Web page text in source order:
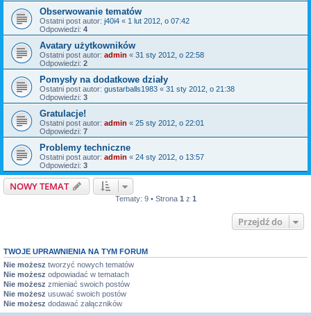
Obserwowanie tematów
Ostatni post autor: j40i4 « 1 lut 2012, o 07:42
Odpowiedzi: 4
Avatary użytkowników
Ostatni post autor: admin « 31 sty 2012, o 22:58
Odpowiedzi: 2
Pomysły na dodatkowe działy
Ostatni post autor: gustarballs1983 « 31 sty 2012, o 21:38
Odpowiedzi: 3
Gratulacje!
Ostatni post autor: admin « 25 sty 2012, o 22:01
Odpowiedzi: 7
Problemy techniczne
Ostatni post autor: admin « 24 sty 2012, o 13:57
Odpowiedzi: 3
NOWY TEMAT
Tematy: 9 • Strona 1 z 1
Przejdź do
TWOJE UPRAWNIENIA NA TYM FORUM
Nie możesz tworzyć nowych tematów
Nie możesz odpowiadać w tematach
Nie możesz zmieniać swoich postów
Nie możesz usuwać swoich postów
Nie możesz dodawać załączników